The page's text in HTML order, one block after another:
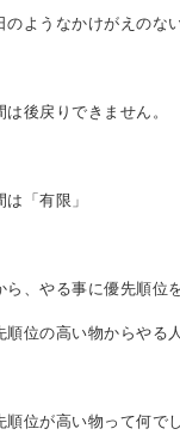
のようなかけがえのな
は後戻りできません。
は「有限」
ら、やる事に優先順位
順位の高い物からやる
順位が高い物って何で